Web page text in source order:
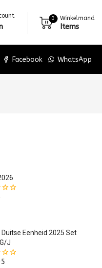
0 Winkelmand
Items
Facebook WhatsApp
Eenheid 2025 Set
J